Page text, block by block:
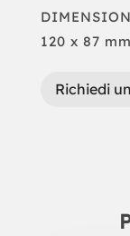
120 x 87 mm
Richiedi